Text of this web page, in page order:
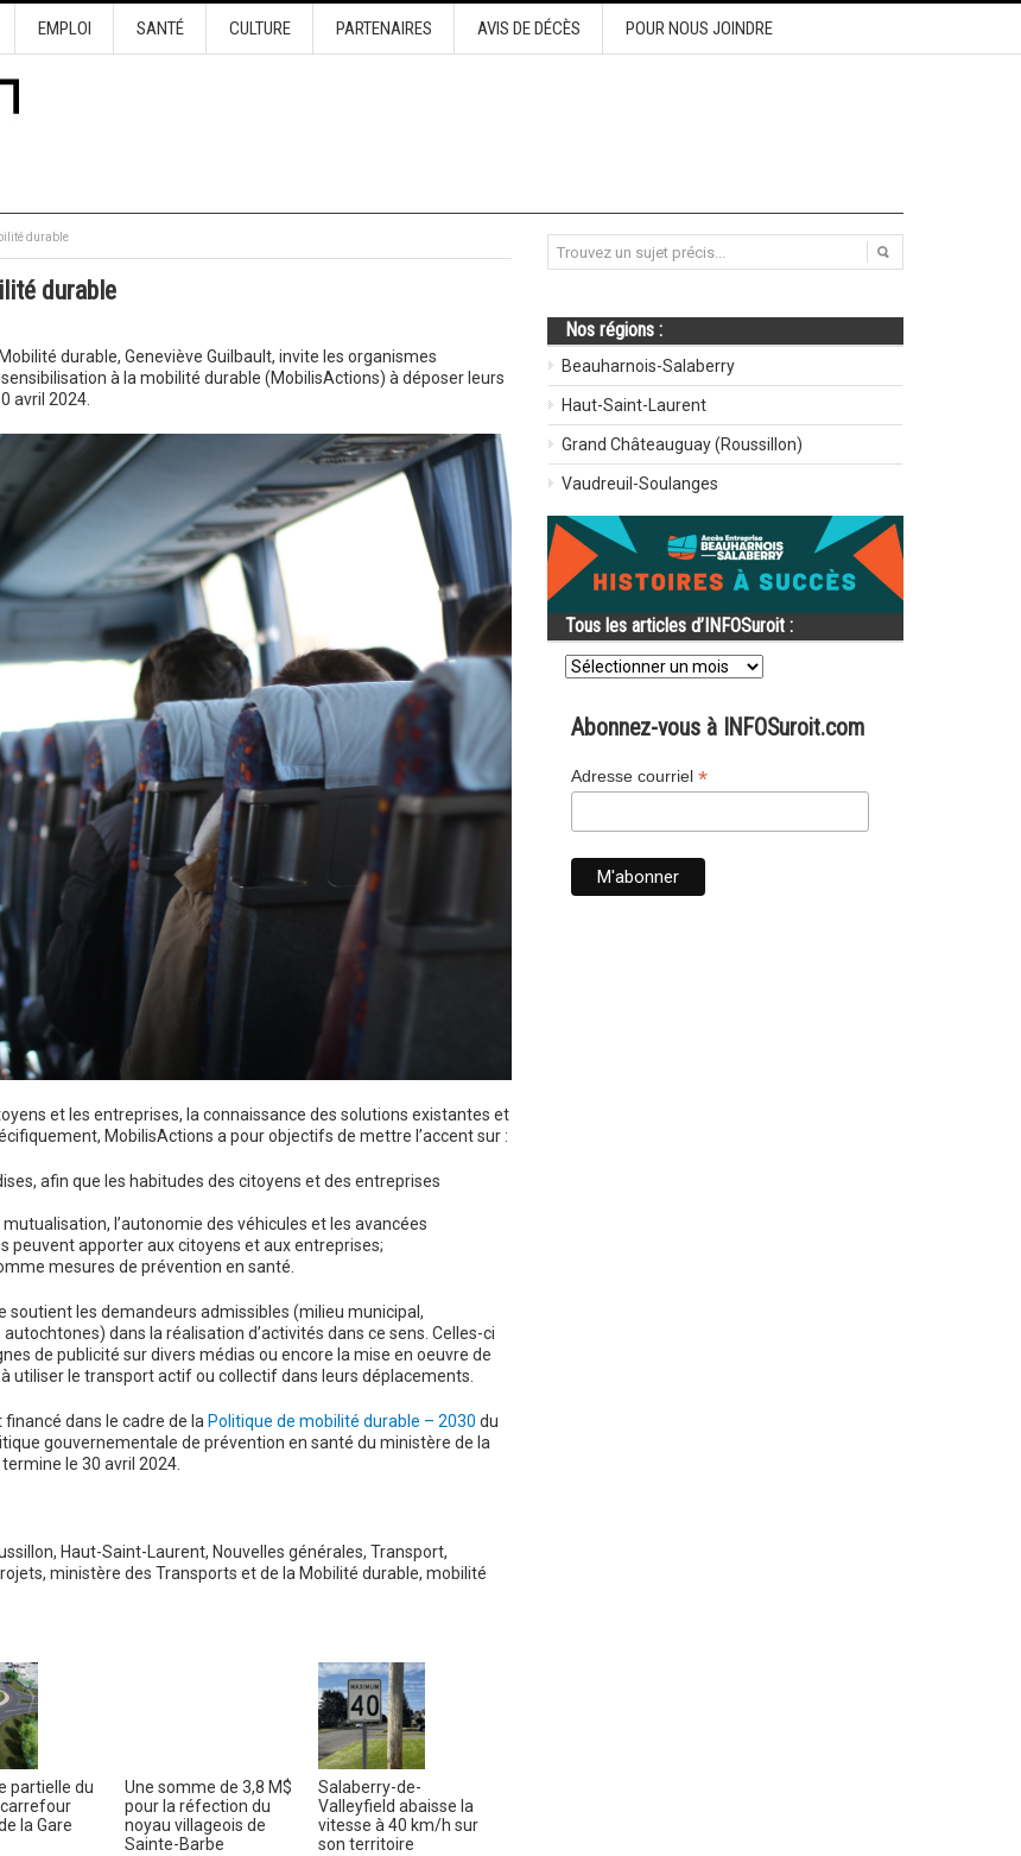
EMPLOI SANTÉ CULTURE PARTENAIRES AVIS DE DÉCÈS POUR NOUS JOINDRE
durable
durable
durable, Geneviève Guilbault, invite les organismes
à la mobilité durable (MobilisActions) à déposer leurs
avril 2024.
et les entreprises, la connaissance des solutions existantes et
MobilisActions a pour objectifs de mettre l’accent sur :
afin que les habitudes des citoyens et des entreprises
l’autonomie des véhicules et les avancées
peuvent apporter aux citoyens et aux entreprises;
mesures de prévention en santé.
soutient les demandeurs admissibles (milieu municipal,
dans la réalisation d’activités dans ce sens. Celles-ci
de publicité sur divers médias ou encore la mise en oeuvre de
utiliser le transport actif ou collectif dans leurs déplacements.
dans le cadre de la Politique de mobilité durable – 2030 du
gouvernementale de prévention en santé du ministère de la
le 30 avril 2024.
, Haut-Saint-Laurent, Nouvelles générales, Transport,
, ministère des Transports et de la Mobilité durable, mobilité
partielle du
la Gare
Une somme de 3,8 M$
pour la réfection du
noyau villageois de
Sainte-Barbe
Salaberry-de-
Valleyfield abaisse la
vitesse à 40 km/h sur
son territoire
Nos régions :
Beauharnois-Salaberry
Haut-Saint-Laurent
Grand Châteauguay (Roussillon)
Vaudreuil-Soulanges
Tous les articles d’INFOSuroit :
Tous
les
d’INFOSuroit
Abonnez-vous à INFOSuroit.com
Adresse courriel *